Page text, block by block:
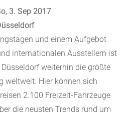
3. Sep 2017
und einem Aufgebot
internationalen Ausstellern ist
weiterhin die größte
weltweit. Hier können sich
2.100 Freizeit-Fahrzeuge
die neusten Trends rund um